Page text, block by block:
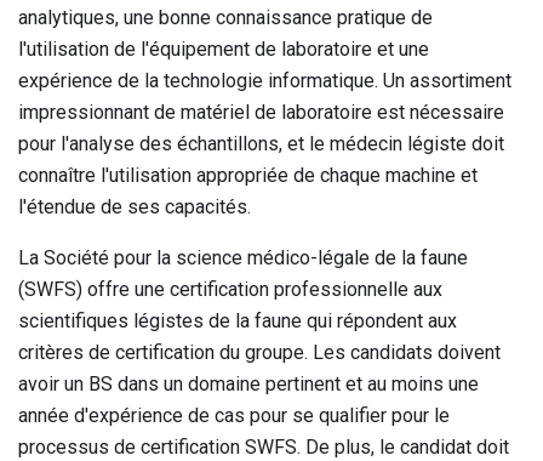
analytiques, une bonne connaissance pratique de
l'utilisation de l'équipement de laboratoire et une
expérience de la technologie informatique. Un assortiment
impressionnant de matériel de laboratoire est nécessaire
pour l'analyse des échantillons, et le médecin légiste doit
connaître l'utilisation appropriée de chaque machine et
l'étendue de ses capacités.
La Société pour la science médico-légale de la faune
(SWFS) offre une certification professionnelle aux
scientifiques légistes de la faune qui répondent aux
critères de certification du groupe. Les candidats doivent
avoir un BS dans un domaine pertinent et au moins une
année d'expérience de cas pour se qualifier pour le
processus de certification SWFS. De plus, le candidat doit